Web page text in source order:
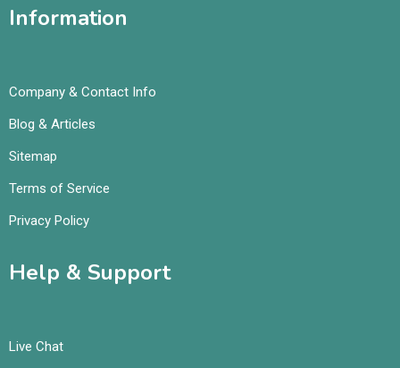
Information
Company & Contact Info
Blog & Articles
Sitemap
Terms of Service
Privacy Policy
Help & Support
Live Chat